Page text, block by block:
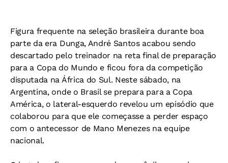
Figura frequente na seleção brasileira durante boa
parte da era Dunga, André Santos acabou sendo
descartado pelo treinador na reta final de preparação
para a Copa do Mundo e ficou fora da competição
disputada na África do Sul. Neste sábado, na
Argentina, onde o Brasil se prepara para a Copa
América, o lateral-esquerdo revelou um episódio que
colaborou para que ele começasse a perder espaço
com o antecessor de Mano Menezes na equipe
nacional.